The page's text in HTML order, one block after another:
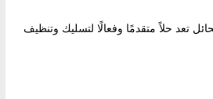
تعد حلاً متقدمًا وفعالًا لتسليك وتنظيف